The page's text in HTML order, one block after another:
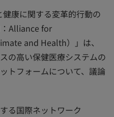
康に関する変革的行動の
：Alliance for
and Health）」は、
の高い保健医療システムの
トフォームについて、議論
る国際ネットワーク